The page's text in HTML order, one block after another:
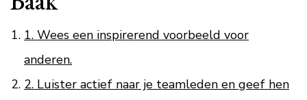
1. Wees een inspirerend voorbeeld voor
anderen.
2. Luister actief naar je teamleden en geef hen